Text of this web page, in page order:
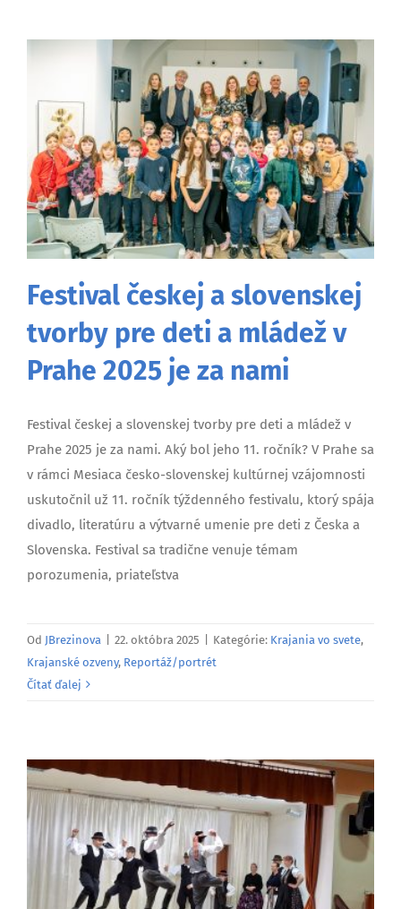
Festival českej a slovenskej
tvorby pre deti a mládež v
Prahe 2025 je za nami
Festival českej a slovenskej tvorby pre deti a mládež v
Prahe 2025 je za nami. Aký bol jeho 11. ročník? V Prahe sa
v rámci Mesiaca česko-slovenskej kultúrnej vzájomnosti
uskutočnil už 11. ročník týždenného festivalu, ktorý spája
divadlo, literatúru a výtvarné umenie pre deti z Česka a
Slovenska. Festival sa tradične venuje témam
porozumenia, priateľstva
Od JBrezinova 22. októbra 2025 Kategórie: Krajania vo svete,
Krajanské ozveny, Reportáž/portrét
Čítať ďalej